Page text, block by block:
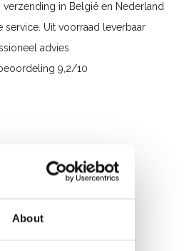
About
verzending in België en Nederland
service. Uit voorraad leverbaar
advies
9,2/10